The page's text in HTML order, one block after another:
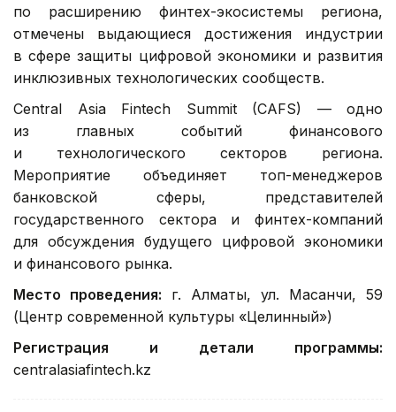
по расширению финтех-экосистемы региона,
отмечены выдающиеся достижения индустрии
в сфере защиты цифровой экономики и развития
инклюзивных технологических сообществ.
Central Asia Fintech Summit (CAFS) — одно
из главных событий финансового
и технологического секторов региона.
Мероприятие объединяет топ-менеджеров
банковской сферы, представителей
государственного сектора и финтех-компаний
для обсуждения будущего цифровой экономики
и финансового рынка.
Место проведения: г. Алматы, ул. Масанчи, 59
(Центр современной культуры «Целинный»)
Регистрация и детали программы:
centralasiafintech.kz